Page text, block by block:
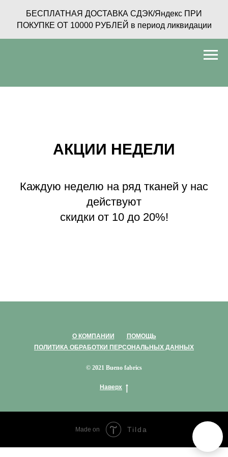
БЕСПЛАТНАЯ ДОСТАВКА СДЭК/Яндекс ПРИ
ПОКУПКЕ ОТ 10000 РУБЛЕЙ в период ликвидации
АКЦИИ НЕДЕЛИ
Каждую неделю на ряд тканей у нас
действуют
скидки от 10 до 20%!
О КОМПАНИИ
ПОМОЩЬ
ПОЛИТИКА ОБРАБОТКИ ПЕРСОНАЛЬНЫХ ДАННЫХ
© 2021 Bueno fabrics
Наверх
Made on Tilda